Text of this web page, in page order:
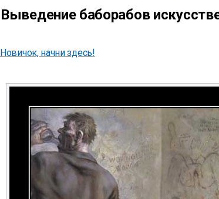
Выведение баборабов
Новичок, начни здесь!